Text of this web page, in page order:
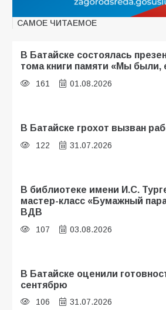
САМОЕ ЧИТАЕМОЕ
В Батайске состоялась
тома книги памяти «Мы были,
161 01.08.2026
В Батайске грохот вызван
122 31.07.2026
В библиотеке имени И.С.
мастер-класс «Бумажный
ВДВ
107 03.08.2026
В Батайске оценили
сентябрю
106 31.07.2026